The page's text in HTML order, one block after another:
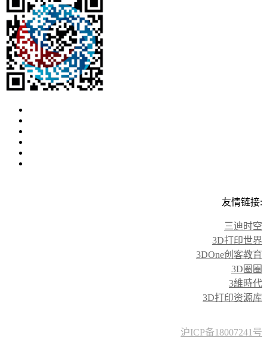
友情链接:
三迪时空
3D打印世界
3DOne创客教育
3D圈圈
3維時代
3D打印资源库
沪ICP备18007241号